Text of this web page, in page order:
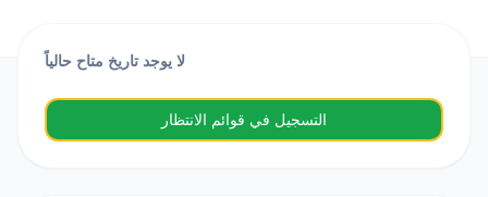
لا يوجد تاريخ متاح حالياً
التسجيل في قوائم الانتظار